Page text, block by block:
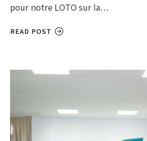
pour notre LOTO sur la…
READ POST